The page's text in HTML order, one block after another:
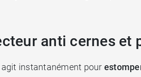
anti cernes et
agit instantanément pour